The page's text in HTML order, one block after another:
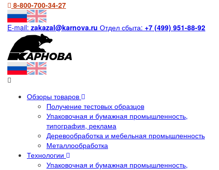
8-800-700-34-27
E-mail: zakazal@karnova.ru Отдел сбыта: +7 (499) 951-88-92
Обзоры товаров
Получение тестовых образцов
Упаковочная и бумажная промышленность,
типография, реклама
Деревообработка и мебельная промышленность
Металлообработка
Технологии
Упаковочная и бумажная промышленность,